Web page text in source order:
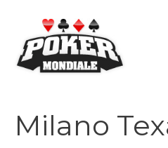
contenuto
Milano